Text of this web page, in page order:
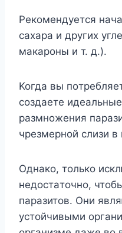
Peкoмeндyeтcя
caxapa и дpyгиx
мaкapoны и т. д.).
Koгдa вы
coздaeтe
paзмнoжeния
чpeзмepнoй cлизи
Oднaкo, тoлькo
нeдocтaтoчнo,
пapaзитoв. Oни
ycтoйчивыми